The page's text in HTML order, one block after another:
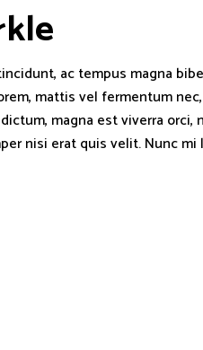
kle
ac tempus magna
mattis vel fermentum
magna est viverra orci,
nisi erat quis velit. Nunc